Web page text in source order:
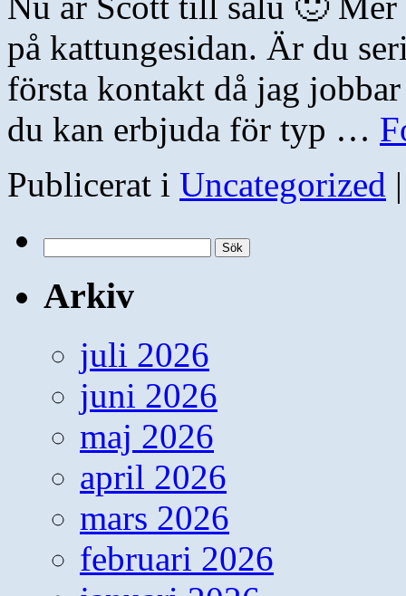
på kattungesidan. Är du
första kontakt då jag
du kan erbjuda för typ …
Publicerat i Uncategorized |
efter:
Arkiv
juli 2026
juni 2026
maj 2026
april 2026
mars 2026
februari 2026